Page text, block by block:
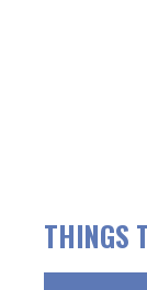
THINGS